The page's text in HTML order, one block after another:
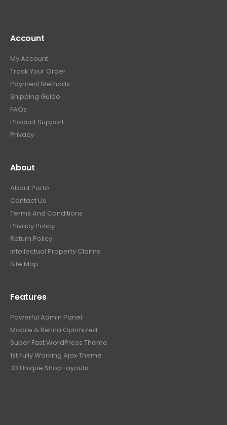
Account
My Account
Track Your Order
Payment Methods
Shipping Guide
FAQs
Product Support
Privacy
About
About Porto
Contact Us
Terms And Conditions
Privacy Policy
Return Policy
Intellectual Property Claims
Site Map
Features
Powerful Admin Panel
Mobile & Retina Optimized
Super Fast WordPress Theme
1st Fully Working Ajax Theme
33 Unique Shop Layouts